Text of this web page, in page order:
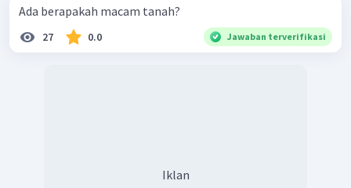
Ada berapakah macam tanah?
27 0.0 Jawaban terverifikasi
Iklan